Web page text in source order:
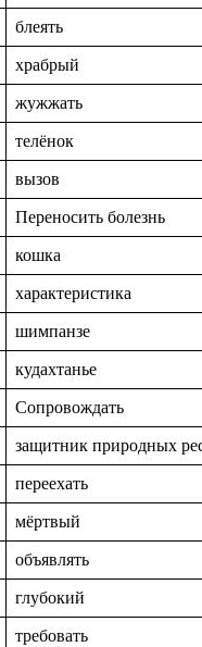
блеять
храбрый
жужжать
телёнок
вызов
Переносить болезнь
кошка
характеристика
шимпанзе
кудахтанье
Сопровождать
защитник природных
переехать
мёртвый
объявлять
глубокий
требовать